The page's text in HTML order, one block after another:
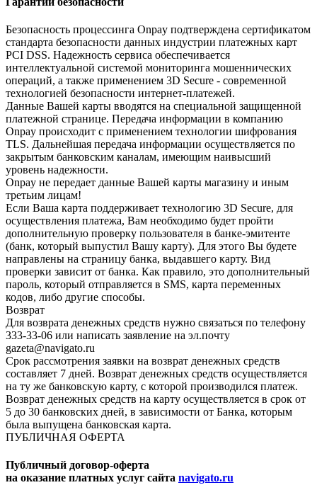
Безопасность процессинга Onpay подтверждена сертификатом
стандарта безопасности данных индустрии платежных карт
PCI DSS. Надежность сервиса обеспечивается
интеллектуальной системой мониторинга мошеннических
операций, а также применением 3D Secure - современной
технологией безопасности интернет-платежей.
Данные Вашей карты вводятся на специальной защищенной
платежной странице. Передача информации в компанию
Onpay происходит с применением технологии шифрования
TLS. Дальнейшая передача информации осуществляется по
закрытым банковским каналам, имеющим наивысший
уровень надежности.
Onpay не передает данные Вашей карты магазину и иным
третьим лицам!
Если Ваша карта поддерживает технологию 3D Secure, для
осуществления платежа, Вам необходимо будет пройти
дополнительную проверку пользователя в банке-эмитенте
(банк, который выпустил Вашу карту). Для этого Вы будете
направлены на страницу банка, выдавшего карту. Вид
проверки зависит от банка. Как правило, это дополнительный
пароль, который отправляется в SMS, карта переменных
кодов, либо другие способы.
Возврат
Для возврата денежных средств нужно связаться по телефону
333-33-06 или написать заявление на эл.почту
gazeta@navigato.ru
Срок рассмотрения заявки на возврат денежных средств
составляет 7 дней. Возврат денежных средств осуществляется
на ту же банковскую карту, с которой производился платеж.
Возврат денежных средств на карту осуществляется в срок от
5 до 30 банковских дней, в зависимости от Банка, которым
была выпущена банковская карта.
ПУБЛИЧНАЯ ОФЕРТА
Публичный договор-оферта
на оказание платных услуг сайта navigato.ru